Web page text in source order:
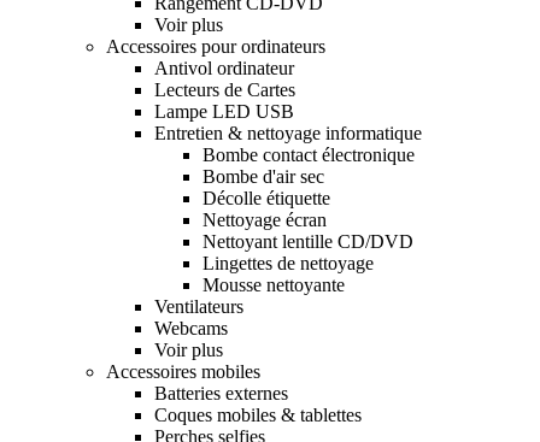
Voir plus
Accessoires pour ordinateurs
Antivol ordinateur
Lecteurs de Cartes
Lampe LED USB
Entretien & nettoyage informatique
Bombe contact électronique
Bombe d'air sec
Décolle étiquette
Nettoyage écran
Nettoyant lentille CD/DVD
Lingettes de nettoyage
Mousse nettoyante
Ventilateurs
Webcams
Voir plus
Accessoires mobiles
Batteries externes
Coques mobiles & tablettes
Perches selfies